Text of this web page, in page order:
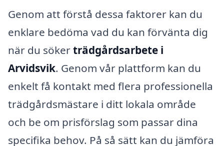
Genom att förstå dessa faktorer kan du
enklare bedöma vad du kan förvänta dig
när du sökerträdgårdsarbete i
Arvidsvik. Genom vår plattform kan du
enkelt få kontakt med flera professionella
trädgårdsmästare i ditt lokala område
och be om prisförslag som passar dina
specifika behov. På så sätt kan du jämföra